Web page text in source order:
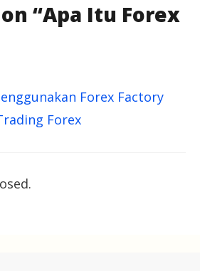
“Apa Itu Forex
Forex Factory
Forex